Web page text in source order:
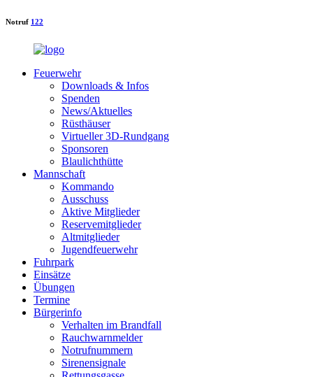
Notruf 122
Feuerwehr
Downloads & Infos
Spenden
News/Aktuelles
Rüsthäuser
Virtueller 3D-Rundgang
Sponsoren
Blaulichthütte
Mannschaft
Kommando
Ausschuss
Aktive Mitglieder
Reservemitglieder
Altmitglieder
Jugendfeuerwehr
Fuhrpark
Einsätze
Übungen
Termine
Bürgerinfo
Verhalten im Brandfall
Rauchwarnmelder
Notrufnummern
Sirenensignale